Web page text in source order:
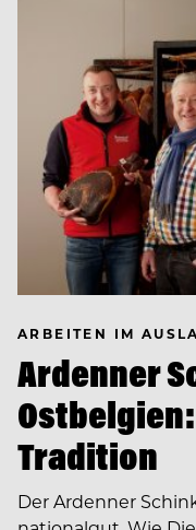
ARBEITEN IM
Ardenner
Tradition
Der Ardenner